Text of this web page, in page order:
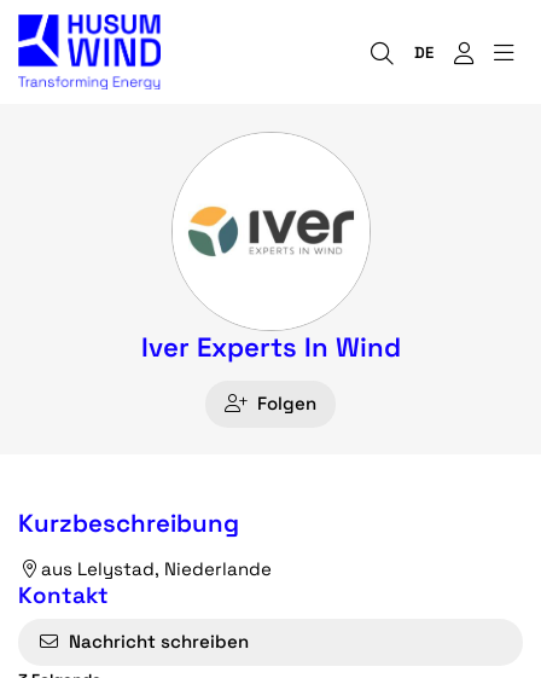
DE
Iver Experts In Wind
Folgen
Kurzbeschreibung
aus Lelystad, Niederlande
Kontakt
Nachricht schreiben